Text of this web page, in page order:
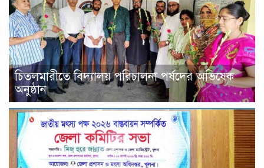
চিতলমারীতে বিদ্যালয় পরিচালনা পর্ষদের অভিষেক
অনুষ্ঠান